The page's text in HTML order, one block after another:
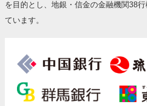
を目的とし、地銀・信金の金融機関38
ています。